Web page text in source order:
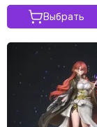
Выбрать